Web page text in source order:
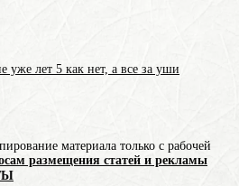
уже лет 5 как нет, а все за уши
материала только с рабочей
размещения статей и рекламы